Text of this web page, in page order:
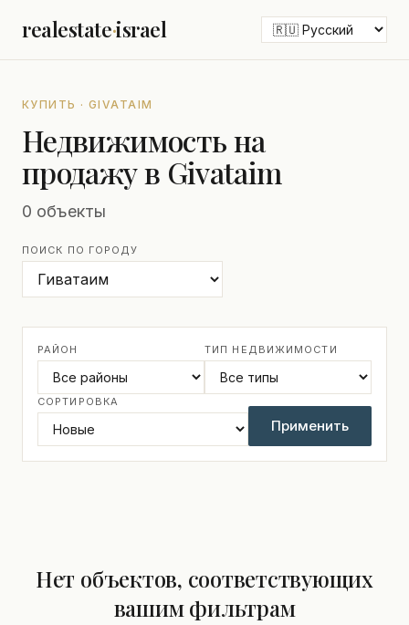
realestate·israel
КУПИТЬ · GIVATAIM
Недвижимость на
продажу в Givataim
0 объекты
ПОИСК ПО ГОРОДУ
РАЙОН ТИП НЕДВИЖИМОСТИ
СОРТИРОВКА
Применить
Нет объектов, соответствующих
вашим фильтрам